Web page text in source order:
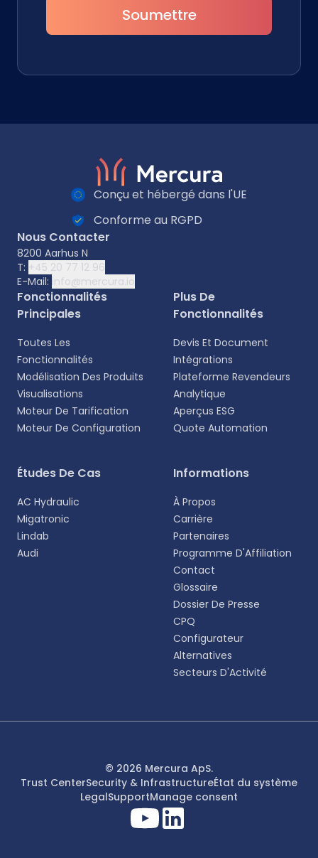
Sélectionnez votre langue
Choisissez votre langue préférée pour une
expérience plus personnalisée.
Svenska
Français
Soumettre
Conçu et hébergé dans l'UE
Conforme au RGPD
Nous Contacter
8200 Aarhus N
T: +45 20 77 12 96
E-Mail: info@mercura.io
Fonctionnalités
Principales
Toutes Les
Fonctionnalités
Modélisation Des Produits
Visualisations
Moteur De Tarification
Moteur De Configuration
Plus De
Fonctionnalités
Devis Et Document
Intégrations
Plateforme Revendeurs
Analytique
Aperçus ESG
Quote Automation
Études De Cas
AC Hydraulic
Migatronic
Lindab
Audi
Informations
À Propos
Carrière
Partenaires
Programme D'Affiliation
Contact
Glossaire
Dossier De Presse
CPQ
Configurateur
Alternatives
Secteurs D'Activité
© 2026 Mercura ApS.
Trust CenterSecurity & InfrastructureÉtat du système
LegalSupportManage consent